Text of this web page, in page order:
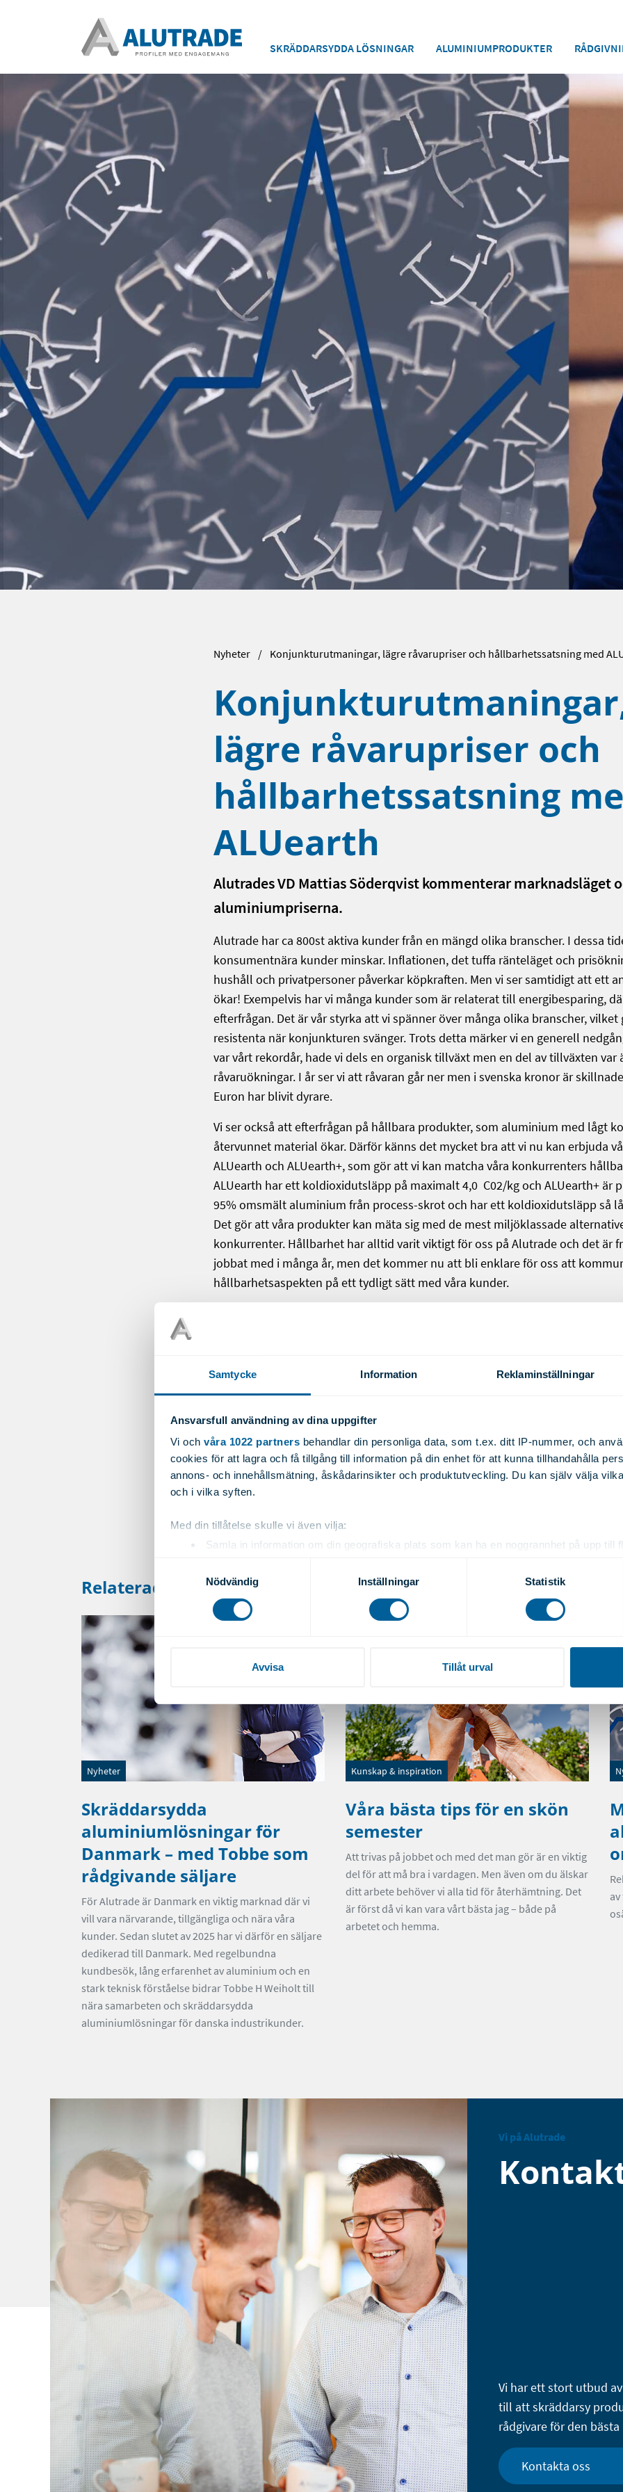
Samtycke Information Reklaminställningar
Ansvarsfull användning av dina uppgifter
Vi och våra 1022 partners behandlar din personliga data, som t.ex. ditt IP-nummer, och
cookies för att lagra och få tillgång till information på din enhet för att kunna tillhandahålla
annons- och innehållsmätning, åskådarinsikter och produktutveckling. Du kan själv välja
och i vilka syften.
Med din tillåtelse skulle vi även vilja:
Samla in information om din geografiska plats som kan ha en noggrannhet på upp till
Ta reda på mer om hur dina personliga uppgifter behandlas och ställ in dina preferenser i
eller dra tillbaka ditt samtycke när som helst från cookie-förklaringen.
sociala medier och analysera vår trafik. Vi vidarebefordrar även sådana identifierare och
till de sociala medier och annons- och analysföretag som vi samarbetar med. Dessa kan i
Nödvändig
Inställningar Statistik
Avvisa Tillåt urval
SKRÄDDARSYDDA LÖSNINGAR ALUMINIUMPRODUKTER
Nyheter Konjunkturutmaningar, lägre råvarupriser och hållbarhetssatsning med
lägre råvarupriser och
hållbarhetssatsning
ALUearth
Alutrades VD Mattias Söderqvist kommenterar marknadsläget
aluminiumpriserna.
Alutrade har ca 800st aktiva kunder från en mängd olika branscher. I dessa
konsumentnära kunder minskar. Inflationen, det tuffa ränteläget och
hushåll och privatpersoner påverkar köpkraften. Men vi ser samtidigt att ett
ökar! Exempelvis har vi många kunder som är relaterat till energibesparing,
efterfrågan. Det är vår styrka att vi spänner över många olika branscher, vilket
resistenta när konjunkturen svänger. Trots detta märker vi en generell
var vårt rekordår, hade vi dels en organisk tillväxt men en del av tillväxten var
råvaruökningar. I år ser vi att råvaran går ner men i svenska kronor är
Euron har blivit dyrare.
Vi ser också att efterfrågan på hållbara produkter, som aluminium med lågt
återvunnet material ökar. Därför känns det mycket bra att vi nu kan erbjuda
ALUearth och ALUearth+, som gör att vi kan matcha våra konkurrenters
ALUearth har ett koldioxidutsläpp på maximalt 4,0 C02/kg och ALUearth+ är
95% omsmält aluminium från process-skrot och har ett koldioxidutsläpp så
Det gör att våra produkter kan mäta sig med de mest miljöklassade
konkurrenter. Hållbarhet har alltid varit viktigt för oss på Alutrade och det är
jobbat med i många år, men det kommer nu att bli enklare för oss att
hållbarhetsaspekten på ett tydligt sätt med våra kunder.
positivt på framtiden. Vårt koncept är mycket uppskattat av våra kunder och
fortsätter sin kräftgång eller om det ljusnar. Vi tror på det sista!
Publicerat: 2023-06-14
Relaterade inlägg
Nyheter
Skräddarsydda
aluminiumlösningar för
Danmark – med Tobbe som
rådgivande säljare
För Alutrade är Danmark en viktig marknad där vi
vill vara närvarande, tillgängliga och nära våra
kunder. Sedan slutet av 2025 har vi därför en säljare
dedikerad till Danmark. Med regelbundna
kundbesök, lång erfarenhet av aluminium och en
stark teknisk förståelse bidrar Tobbe H Weiholt till
nära samarbeten och skräddarsydda
aluminiumlösningar för danska industrikunder.
Kunskap & inspiration
Våra bästa tips för en skön
semester
Att trivas på jobbet och med det man gör är en viktig
del för att må bra i vardagen. Men även om du älskar
ditt arbete behöver vi alla tid för återhämtning. Det
är först då vi kan vara vårt bästa jag – både på
arbetet och hemma.
Vi på Alutrade
Vi har ett stort utbud
till att skräddarsy
rådgivare för den
Kontakta oss